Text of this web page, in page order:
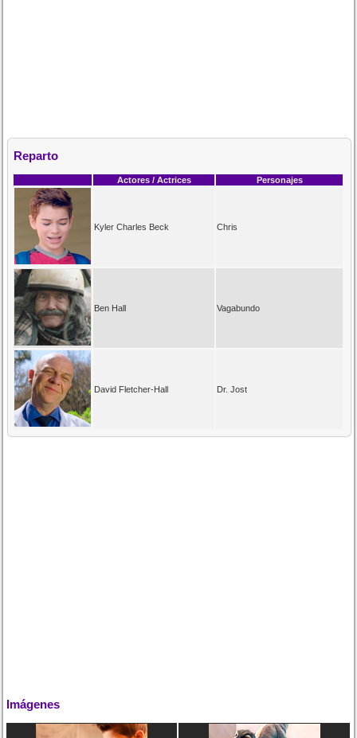
Reparto
Actores / Actrices Personajes
Kyler Charles Beck Chris
Ben Hall Vagabundo
David Fletcher-Hall Dr. Jost
Imágenes